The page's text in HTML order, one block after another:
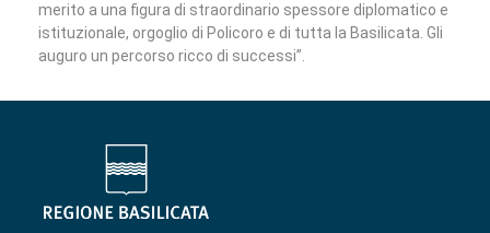
merito a una figura di straordinario spessore diplomatico e
istituzionale, orgoglio di Policoro e di tutta la Basilicata. Gli
auguro un percorso ricco di successi”.